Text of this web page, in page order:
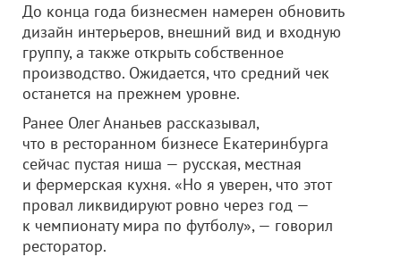
До конца года бизнесмен намерен обновить
дизайн интерьеров, внешний вид и входную
группу, а также открыть собственное
производство. Ожидается, что средний чек
останется на прежнем уровне.
Ранее Олег Ананьев рассказывал,
что в ресторанном бизнесе Екатеринбурга
сейчас пустая ниша — русская, местная
и фермерская кухня. «Но я уверен, что этот
провал ликвидируют ровно через год —
к чемпионату мира по футболу», — говорил
ресторатор.